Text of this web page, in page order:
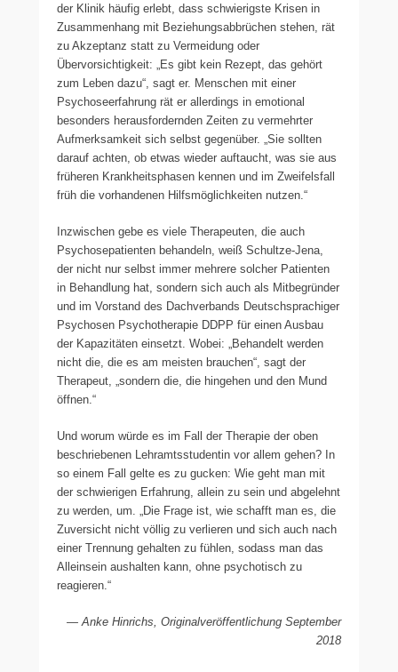
der Klinik häufig erlebt, dass schwierigste Krisen in
Zusammenhang mit Beziehungsabbrüchen stehen, rät
zu Akzeptanz statt zu Vermeidung oder
Übervorsichtigkeit: „Es gibt kein Rezept, das gehört
zum Leben dazu“, sagt er. Menschen mit einer
Psychoseerfahrung rät er allerdings in emotional
besonders herausfordernden Zeiten zu vermehrter
Aufmerksamkeit sich selbst gegenüber. „Sie sollten
darauf achten, ob etwas wieder auftaucht, was sie aus
früheren Krankheitsphasen kennen und im Zweifelsfall
früh die vorhandenen Hilfsmöglichkeiten nutzen.“
Inzwischen gebe es viele Therapeuten, die auch
Psychosepatienten behandeln, weiß Schultze-Jena,
der nicht nur selbst immer mehrere solcher Patienten
in Behandlung hat, sondern sich auch als Mitbegründer
und im Vorstand des Dachverbands Deutschsprachiger
Psychosen Psychotherapie DDPP für einen Ausbau
der Kapazitäten einsetzt. Wobei: „Behandelt werden
nicht die, die es am meisten brauchen“, sagt der
Therapeut, „sondern die, die hingehen und den Mund
öffnen.“
Und worum würde es im Fall der Therapie der oben
beschriebenen Lehramtsstudentin vor allem gehen? In
so einem Fall gelte es zu gucken: Wie geht man mit
der schwierigen Erfahrung, allein zu sein und abgelehnt
zu werden, um. „Die Frage ist, wie schafft man es, die
Zuversicht nicht völlig zu verlieren und sich auch nach
einer Trennung gehalten zu fühlen, sodass man das
Alleinsein aushalten kann, ohne psychotisch zu
reagieren.“
— Anke Hinrichs, Originalveröffentlichung September
2018